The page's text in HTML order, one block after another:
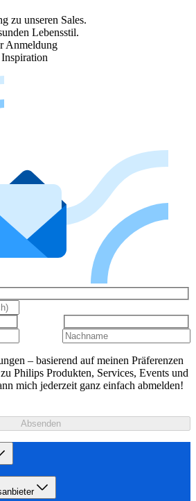
zu unseren Sales.
Lebensstil.
Anmeldung
– basierend auf meinen Präferenzen
Philips Produkten, Services, Events und
mich jederzeit ganz einfach abmelden!
Absenden